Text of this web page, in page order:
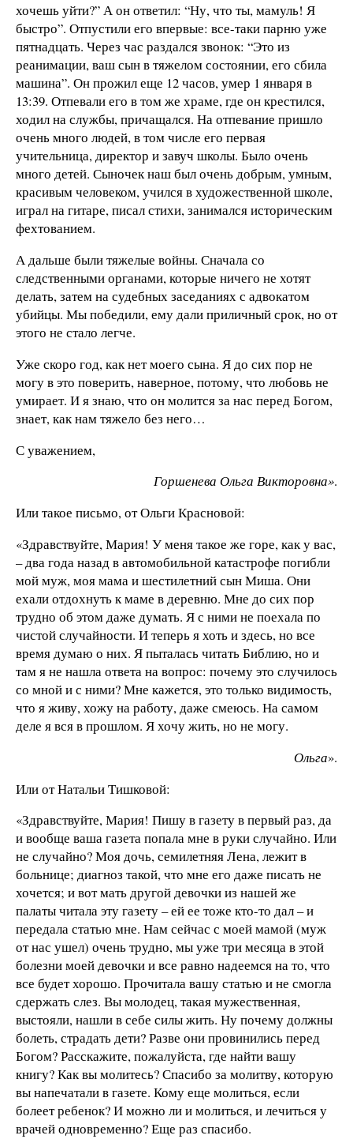
хочешь уйти?” А он ответил: “Ну, что ты, мамуль! Я
быстро”. Отпустили его впервые: все-таки парню уже
пятнадцать. Через час раздался звонок: “Это из
реанимации, ваш сын в тяжелом состоянии, его сбила
машина”. Он прожил еще 12 часов, умер 1 января в
13:39. Отпевали его в том же храме, где он крестился,
ходил на службы, причащался. На отпевание пришло
очень много людей, в том числе его первая
учительница, директор и завуч школы. Было очень
много детей. Сыночек наш был очень добрым, умным,
красивым человеком, учился в художественной школе,
играл на гитаре, писал стихи, занимался историческим
фехтованием.
А дальше были тяжелые войны. Сначала со
следственными органами, которые ничего не хотят
делать, затем на судебных заседаниях с адвокатом
убийцы. Мы победили, ему дали приличный срок, но от
этого не стало легче.
Уже скоро год, как нет моего сына. Я до сих пор не
могу в это поверить, наверное, потому, что любовь не
умирает. И я знаю, что он молится за нас перед Богом,
знает, как нам тяжело без него…
С уважением,
Горшенева Ольга Викторовна».
Или такое письмо, от Ольги Красновой:
«Здравствуйте, Мария! У меня такое же горе, как у вас,
– два года назад в автомобильной катастрофе погибли
мой муж, моя мама и шестилетний сын Миша. Они
ехали отдохнуть к маме в деревню. Мне до сих пор
трудно об этом даже думать. Я с ними не поехала по
чистой случайности. И теперь я хоть и здесь, но все
время думаю о них. Я пыталась читать Библию, но и
там я не нашла ответа на вопрос: почему это случилось
со мной и с ними? Мне кажется, это только видимость,
что я живу, хожу на работу, даже смеюсь. На самом
деле я вся в прошлом. Я хочу жить, но не могу.
Ольга».
Или от Натальи Тишковой:
«Здравствуйте, Мария! Пишу в газету в первый раз, да
и вообще ваша газета попала мне в руки случайно. Или
не случайно? Моя дочь, семилетняя Лена, лежит в
больнице; диагноз такой, что мне его даже писать не
хочется; и вот мать другой девочки из нашей же
палаты читала эту газету – ей ее тоже кто-то дал – и
передала статью мне. Нам сейчас с моей мамой (муж
от нас ушел) очень трудно, мы уже три месяца в этой
болезни моей девочки и все равно надеемся на то, что
все будет хорошо. Прочитала вашу статью и не смогла
сдержать слез. Вы молодец, такая мужественная,
выстояли, нашли в себе силы жить. Ну почему должны
болеть, страдать дети? Разве они провинились перед
Богом? Расскажите, пожалуйста, где найти вашу
книгу? Как вы молитесь? Спасибо за молитву, которую
вы напечатали в газете. Кому еще молиться, если
болеет ребенок? И можно ли и молиться, и лечиться у
врачей одновременно? Еще раз спасибо.